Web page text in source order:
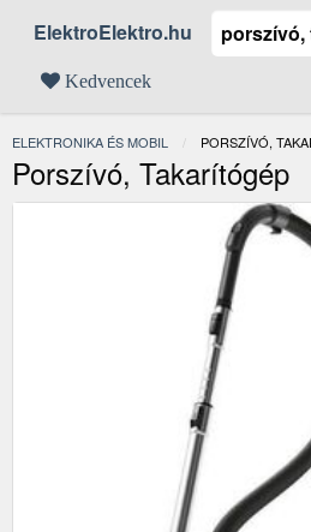
ElektroElektro.hu
Kedvencek
ELEKTRONIKA ÉS MOBIL JELENLEGI:
PORSZÍVÓ,
Porszívó, Takarítógép